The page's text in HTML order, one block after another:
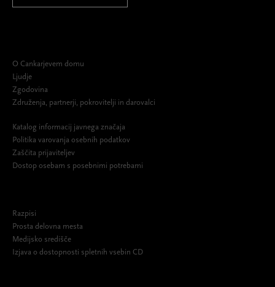
O Cankarjevem domu
Ljudje
Zgodovina
Združenja, partnerji, pokrovitelji in darovalci
Katalog informacij javnega značaja
Politika varovanja osebnih podatkov
Zaščita prijaviteljev
Dostop osebam s posebnimi potrebami
Razpisi
Prosta delovna mesta
Medijsko središče
Izjava o dostopnosti spletnih vsebin CD